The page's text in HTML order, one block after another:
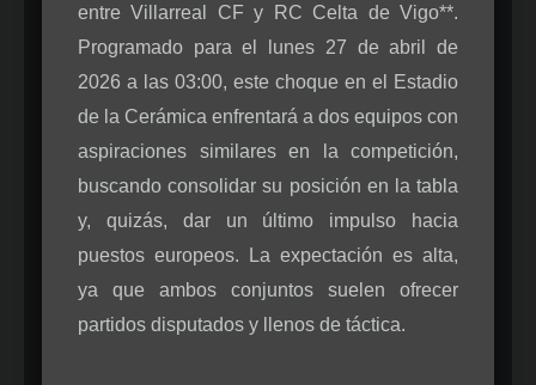
entre Villarreal CF y RC Celta de Vigo**.
Programado para el lunes 27 de abril de
2026 a las 03:00, este choque en el Estadio
de la Cerámica enfrentará a dos equipos con
aspiraciones similares en la competición,
buscando consolidar su posición en la tabla
y, quizás, dar un último impulso hacia
puestos europeos. La expectación es alta,
ya que ambos conjuntos suelen ofrecer
partidos disputados y llenos de táctica.